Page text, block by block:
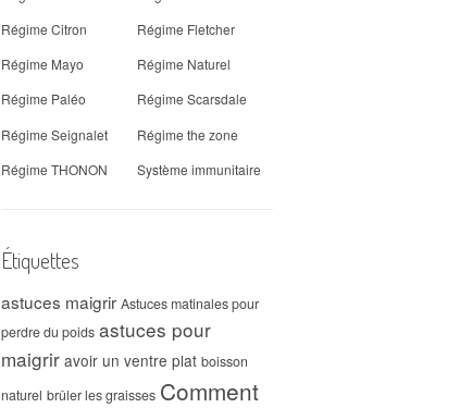
Régime Citron
Régime Fletcher
Régime Mayo
Régime Naturel
Régime Paléo
Régime Scarsdale
Régime Seignalet
Régime the zone
Régime THONON
Système immunitaire
Étiquettes
astuces maigrir Astuces matinales pour
perdre du poids astuces pour
maigrir avoir un ventre plat boisson
naturel brûler les graisses Comment